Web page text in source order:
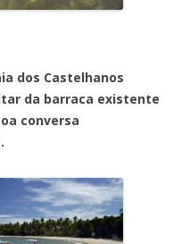
Castelhanos
da barraca existente
conversa